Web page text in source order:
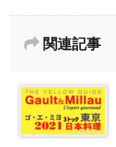
関連記事